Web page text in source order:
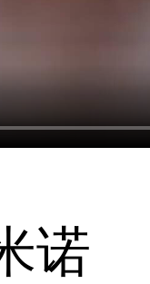
诺